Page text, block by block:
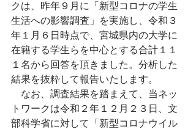
クは、昨年９月に「新型コロナの学生
生活への影響調査」を実施し、令和３
年１月６日時点で、宮城県内の大学に
在籍する学生らを中心とする合計１１
１名から回答を頂きました。分析した
結果を抜粋して報告いたします。
なお、調査結果を踏まえて、当ネッ
トワークは令和２年１２月２３日、文
部科学省に対して「新型コロナウイル